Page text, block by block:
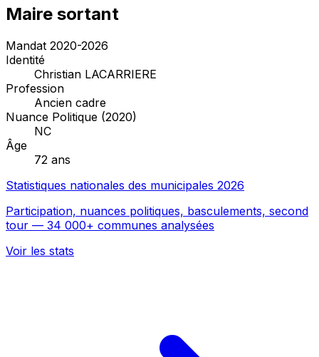
Maire sortant
Mandat 2020-2026
Identité
Christian LACARRIERE
Profession
Ancien cadre
Nuance Politique (2020)
NC
Âge
72 ans
Statistiques nationales des municipales 2026
Participation, nuances politiques, basculements, second
tour — 34 000+ communes analysées
Voir les stats